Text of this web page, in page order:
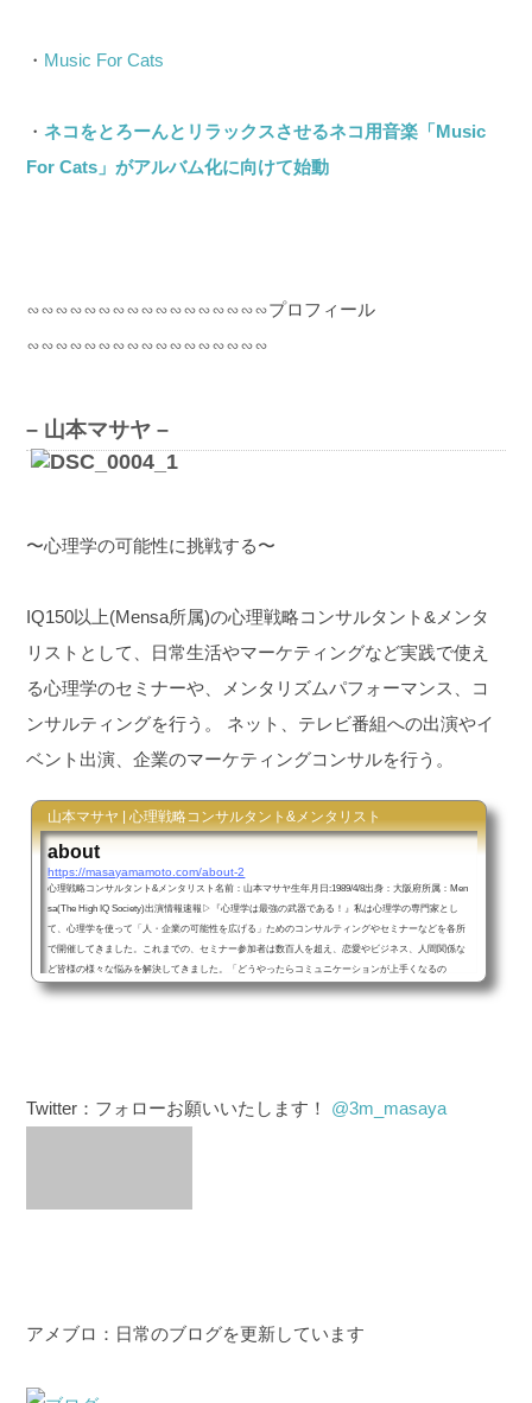
・ Music For Cats
・ネコをとろーんとリラックスさせるネコ用音楽「Music
For Cats」がアルバム化に向けて始動
∽∽∽∽∽∽∽∽∽∽∽∽∽∽∽∽∽プロフィール
∽∽∽∽∽∽∽∽∽∽∽∽∽∽∽∽∽
– 山本マサヤ –
〜心理学の可能性に挑戦する〜
IQ150以上(Mensa所属)の心理戦略コンサルタント&メンタ
リストとして、日常生活やマーケティングなど実践で使え
る心理学のセミナーや、メンタリズムパフォーマンス、コ
ンサルティングを行う。
ネット、テレビ番組への出演やイ
ベント出演、企業のマーケティングコンサルを行う。
山本マサヤ | 心理戦略コンサルタント&メンタリスト
about
https://masayamamoto.com/about-2
心理戦略コンサルタント&メンタリスト名前：山本マサヤ生年月日:1989/4/8出身：大阪府所属：Men
sa(The High IQ Society)出演情報速報▷『心理学は最強の武器である！』私は心理学の専門家とし
て、心理学を使って「人・企業の可能性を広げる」ためのコンサルティングやセミナーなどを各所
で開催してきました。これまでの、セミナー参加者は数百人を超え、恋愛やビジネス、人間関係な
ど皆様の様々な悩みを解決してきました。「どうやったらコミュニケーションが上手くなるの
か？」「相手に好きになってもらう方法は？」「相手の心を見...
Twitter：フォローお願いいたします！ @3m_masaya
アメブロ：日常のブログを更新しています